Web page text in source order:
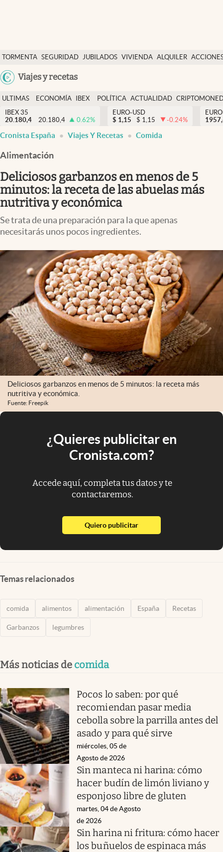
TORMENTA SEGURIDAD JUBILADOS VIVIENDA ALQUILER
Viajes y recetas
Economía y finanzas
Política
Actualidad
Criptomonedas
España
ULTIMAS
NOTICIAS
ECONOMÍA
FINANZAS
IBEX
EURO
POLÍTICA ACTUALIDAD
IBEX 35
20.180,4
20.180,4 0.62%
EURO-USD
$ 1,15 $ 1,15 -0.24%
Cronista España Viajes Y Recetas Comida
Alimentación
Deliciosos garbanzos en menos de 5
minutos: la receta de las abuelas más
nutritiva y económica
Se trata de una preparación para la que apenas
necesitarás unos pocos ingredientes.
Deliciosos garbanzos en menos de 5 minutos: la receta más
nutritiva y económica.
Fuente: Freepik
¿Quieres publicitar en
Cronista.com?
Accede aquí, completa tus datos y te
contactaremos.
Quiero publicitarabre en nueva pestaña
Temas relacionados
comida alimentos alimentación España Recetas
Garbanzos legumbres
Más noticias de comida
Pocos lo saben: por qué
recomiendan pasar media
cebolla sobre la parrilla antes del
asado y para qué sirve
miércoles, 05 de
Agosto de 2026
Sin manteca ni harina: cómo
hacer budín de limón liviano y
esponjoso libre de gluten
martes, 04 de Agosto
de 2026
Sin harina ni fritura: cómo hacer
los buñuelos de espinaca más